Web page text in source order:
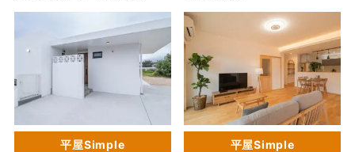
平屋Simple
平屋Simple